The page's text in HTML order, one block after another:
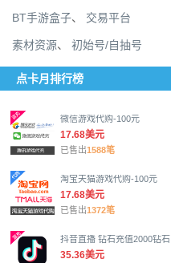
BT手游盒子、 交易平台
素材资源、 初始号/自抽号
点卡月排行榜
微信游戏代购-100元
17.68美元
已售出1588笔
淘宝天猫游戏代购-100元
17.68美元
已售出1372笔
抖音直播 钻石充值2000钻石
35.36美元